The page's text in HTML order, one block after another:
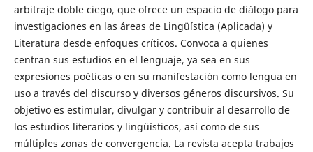
arbitraje doble ciego, que ofrece un espacio de diálogo para
investigaciones en las áreas de Lingüística (Aplicada) y
Literatura desde enfoques críticos. Convoca a quienes
centran sus estudios en el lenguaje, ya sea en sus
expresiones poéticas o en su manifestación como lengua en
uso a través del discurso y diversos géneros discursivos. Su
objetivo es estimular, divulgar y contribuir al desarrollo de
los estudios literarios y lingüísticos, así como de sus
múltiples zonas de convergencia. La revista acepta trabajos